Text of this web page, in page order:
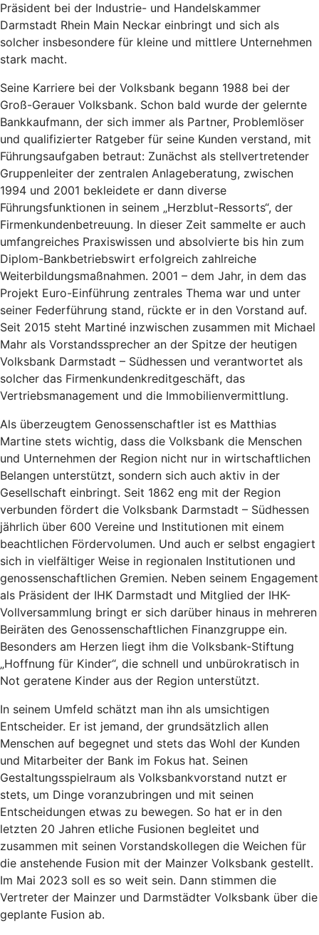
Präsident bei der Industrie- und Handelskammer
Darmstadt Rhein Main Neckar einbringt und sich als
solcher insbesondere für kleine und mittlere Unternehmen
stark macht.
Seine Karriere bei der Volksbank begann 1988 bei der
Groß-Gerauer Volksbank. Schon bald wurde der gelernte
Bankkaufmann, der sich immer als Partner, Problemlöser
und qualifizierter Ratgeber für seine Kunden verstand, mit
Führungsaufgaben betraut: Zunächst als stellvertretender
Gruppenleiter der zentralen Anlageberatung, zwischen
1994 und 2001 bekleidete er dann diverse
Führungsfunktionen in seinem „Herzblut-Ressorts“, der
Firmenkundenbetreuung. In dieser Zeit sammelte er auch
umfangreiches Praxiswissen und absolvierte bis hin zum
Diplom-Bankbetriebswirt erfolgreich zahlreiche
Weiterbildungsmaßnahmen. 2001 – dem Jahr, in dem das
Projekt Euro-Einführung zentrales Thema war und unter
seiner Federführung stand, rückte er in den Vorstand auf.
Seit 2015 steht Martiné inzwischen zusammen mit Michael
Mahr als Vorstandssprecher an der Spitze der heutigen
Volksbank Darmstadt – Südhessen und verantwortet als
solcher das Firmenkundenkreditgeschäft, das
Vertriebsmanagement und die Immobilienvermittlung.
Als überzeugtem Genossenschaftler ist es Matthias
Martine stets wichtig, dass die Volksbank die Menschen
und Unternehmen der Region nicht nur in wirtschaftlichen
Belangen unterstützt, sondern sich auch aktiv in der
Gesellschaft einbringt. Seit 1862 eng mit der Region
verbunden fördert die Volksbank Darmstadt – Südhessen
jährlich über 600 Vereine und Institutionen mit einem
beachtlichen Fördervolumen. Und auch er selbst engagiert
sich in vielfältiger Weise in regionalen Institutionen und
genossenschaftlichen Gremien. Neben seinem Engagement
als Präsident der IHK Darmstadt und Mitglied der IHK-
Vollversammlung bringt er sich darüber hinaus in mehreren
Beiräten des Genossenschaftlichen Finanzgruppe ein.
Besonders am Herzen liegt ihm die Volksbank-Stiftung
„Hoffnung für Kinder“, die schnell und unbürokratisch in
Not geratene Kinder aus der Region unterstützt.
In seinem Umfeld schätzt man ihn als umsichtigen
Entscheider. Er ist jemand, der grundsätzlich allen
Menschen auf begegnet und stets das Wohl der Kunden
und Mitarbeiter der Bank im Fokus hat. Seinen
Gestaltungsspielraum als Volksbankvorstand nutzt er
stets, um Dinge voranzubringen und mit seinen
Entscheidungen etwas zu bewegen. So hat er in den
letzten 20 Jahren etliche Fusionen begleitet und
zusammen mit seinen Vorstandskollegen die Weichen für
die anstehende Fusion mit der Mainzer Volksbank gestellt.
Im Mai 2023 soll es so weit sein. Dann stimmen die
Vertreter der Mainzer und Darmstädter Volksbank über die
geplante Fusion ab.